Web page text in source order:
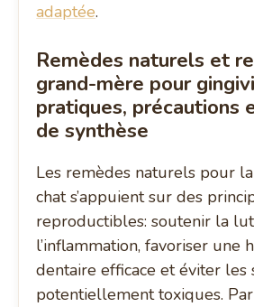
adaptée.
Remèdes naturels et
grand-mère pour
pratiques, précautions
de synthèse
Les remèdes naturels pour
chat s’appuient sur des
reproductibles: soutenir la
l’inflammation, favoriser une
dentaire efficace et éviter les
potentiellement toxiques.